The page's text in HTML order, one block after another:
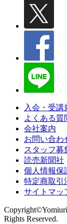
入会・受講
よくある質
会社案内
お問い合わ
スタッフ募
読売新聞社
個人情報保
特定商取引
サイトマッ
Rights Reserved.